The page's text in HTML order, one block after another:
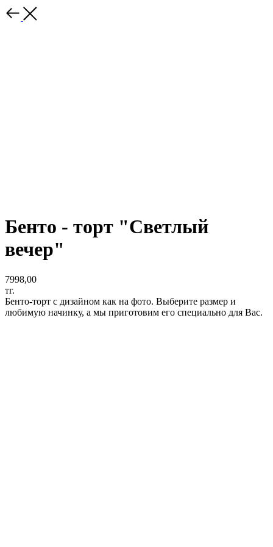
Бенто - торт "Светлый
вечер"
7998,00
тг.
Бенто-торт с дизайном как на фото. Выберите размер и
любимую начинку, а мы приготовим его специально для Вас.